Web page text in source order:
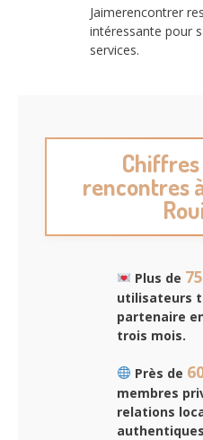
Jaimerencontrer
intéressante pour
services.
rencontres
Plus de
utilisateurs
partenaire
trois mois.
Près de
membres
relations